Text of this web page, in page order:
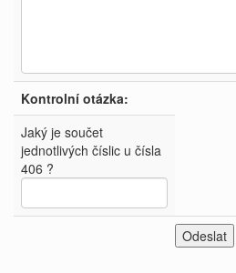
Kontrolní otázka:
Jaký je součet
jednotlivých číslic u čísla
406 ?